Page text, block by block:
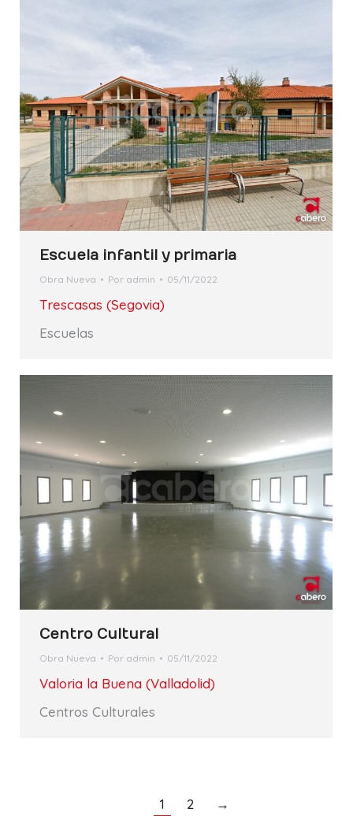
Escuela infantil y primaria
Obra Nueva Por admin 05/11/2022
Trescasas (Segovia)
Escuelas
Centro Cultural
Obra Nueva Por admin 05/11/2022
Valoria la Buena (Valladolid)
Centros Culturales
1 2 →